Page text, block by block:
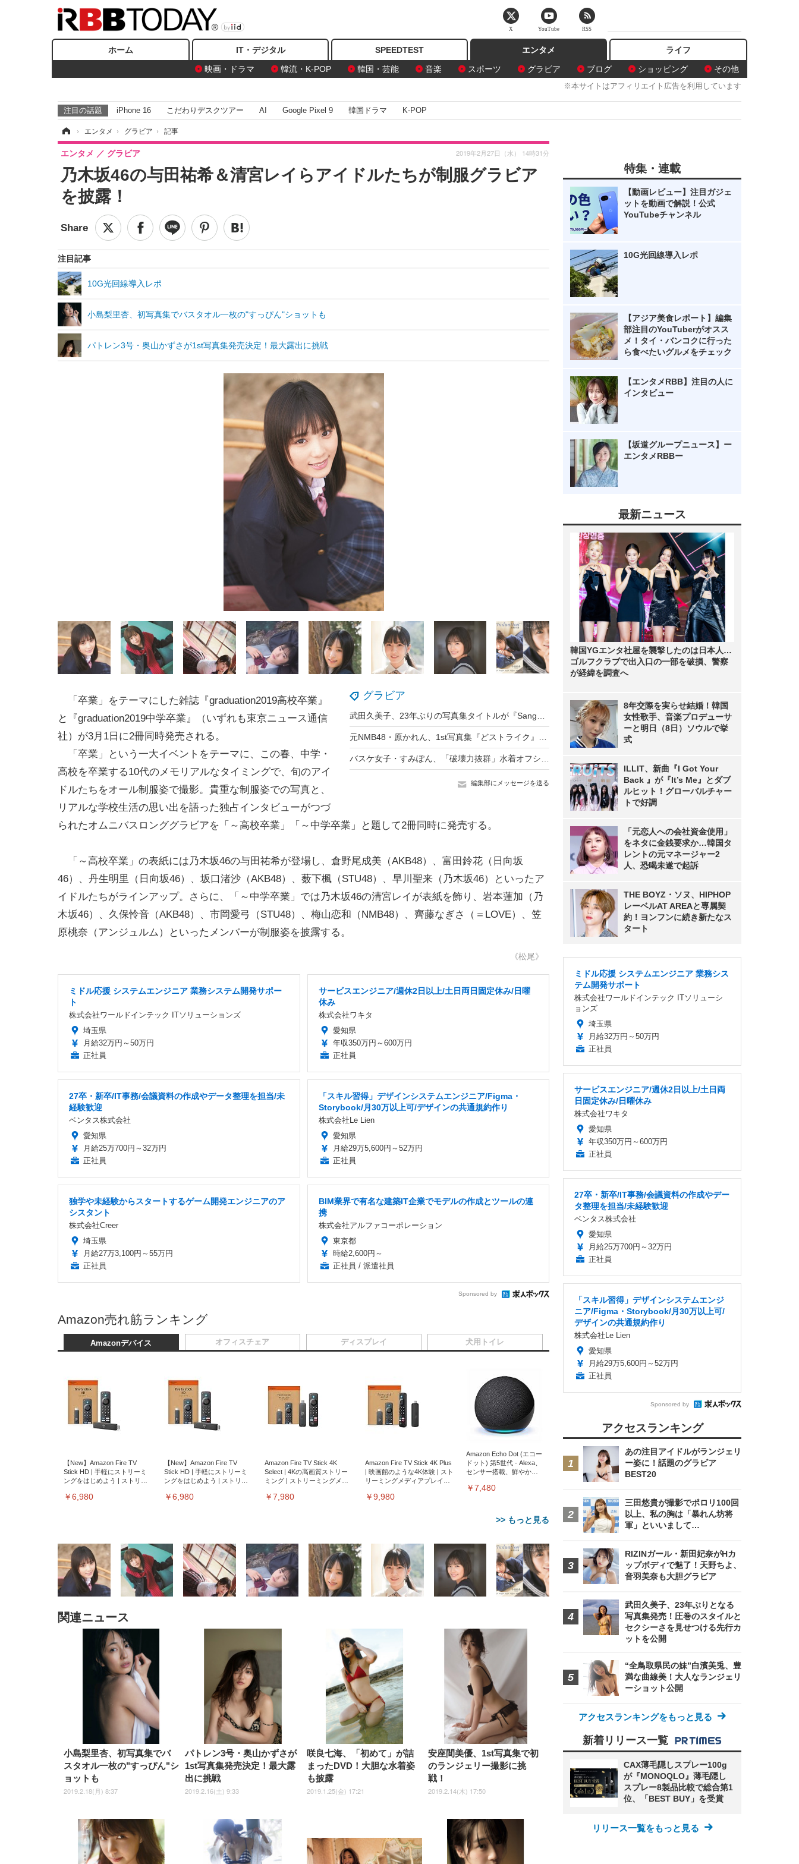
ホーム IT・デジタル SPEEDTEST
エンタメ
映画・ドラマ
韓流・K-POP 韓国・芸能 音楽 スポーツ グラビア ブログ ショッピング その他
ライフ
※本サイトはアフィリエイト広告を利用しています
注目の話題 iPhone 16 こだわりデスクツアー AI Google Pixel 9 韓国ドラマ K-POP
› エンタメ › グラビア › 記事
乃木坂46の与田祐希＆清宮レイらアイドルたちが制服グラビア
を披露！
エンタメ グラビア 2019年2月27日（水） 14時31分
注目記事
10G光回線導入レポ
小島梨里杏、初写真集でバスタオル一枚の"すっぴん"ショットも
パトレン3号・奥山かずさが1st写真集発売決定！最大露出に挑戦
グラビア
編集部にメッセージを送る
「卒業」をテーマにした雑誌『graduation2019高校卒業』
と『graduation2019中学卒業』（いずれも東京ニュース通信
社）が3月1日に2冊同時発売される。
「卒業」という一大イベントをテーマに、この春、中学・
高校を卒業する10代のメモリアルなタイミングで、旬のアイ
ドルたちをオール制服姿で撮影。貴重な制服姿での写真と、
リアルな学校生活の思い出を語った独占インタビューがつづ
られたオムニバスロンググラビアを「～高校卒業」「～中学卒業」と題して2冊同時に発売する。
「～高校卒業」の表紙には乃木坂46の与田祐希が登場し、倉野尾成美（AKB48）、富田鈴花（日向坂
46）、丹生明里（日向坂46）、坂口渚沙（AKB48）、薮下楓（STU48）、早川聖来（乃木坂46）といったア
イドルたちがラインアップ。さらに、「～中学卒業」では乃木坂46の清宮レイが表紙を飾り、岩本蓮加（乃
木坂46）、久保怜音（AKB48）、市岡愛弓（STU48）、梅山恋和（NMB48）、齊藤なぎさ（＝LOVE）、笠
原桃奈（アンジュルム）といったメンバーが制服姿を披露する。
《松尾》
ミドル応援 システムエンジニア 業務システム開発サポー
ト
株式会社ワールドインテック ITソリューションズ
埼玉県
月給32万円～50万円
正社員
サービスエンジニア/週休2日以上/土日両日固定休み/日曜
休み
株式会社ワキタ
愛知県
年収350万円～600万円
正社員
27卒・新卒/IT事務/会議資料の作成やデータ整理を担当/未
経験歓迎
ベンタス株式会社
愛知県
月給25万700円～32万円
正社員
「スキル習得」デザインシステムエンジニア/Figma・
Storybook/月30万以上可/デザインの共通規約作り
株式会社Le Lien
愛知県
月給29万5,600円～52万円
正社員
独学や未経験からスタートするゲーム開発エンジニアのア
シスタント
株式会社Creer
埼玉県
月給27万3,100円～55万円
正社員
BIM業界で有名な建築IT企業でモデルの作成とツールの連
携
株式会社アルファコーポレーション
東京都
時給2,600円～
正社員 / 派遣社員
Sponsored by
Amazon売れ筋ランキング
Amazonデバイス
【New】Amazon Fire TV
Stick HD | 手軽にストリーミ
ングをはじめよう | ストリー
￥6,980
【New】Amazon Fire TV
Stick HD | 手軽にストリーミ
ングをはじめよう | ストリー
￥6,980
Amazon Fire TV Stick 4K
Select | 4Kの高画質ストリー
ミング | ストリーミングメデ
￥7,980
Amazon Fire TV Stick 4K Plus
| 映画館のような4K体験 | スト
リーミングメディアプレイヤ
￥9,980
Amazon Echo Dot (エコー
ドット) 第5世代 - Alexa、
センサー搭載、鮮やかな
￥7,480
>> もっと見る
オフィスチェア
[EdoErgo] オフィスチェア 椅
子 テレワーク 疲れない 跳ね
上げ式アームレスト コンパク
ト 約105度ロッキング pc 事務
椅子 360度回転 座面昇降 強化
ナイロン樹脂ベース 通気性メ
WY01(黒網+黒枠+黒足)
ア 人間工学 疲れない ブラッ
Sezlife オフィスチェア デスク
チェア 疲れない テレワーク
チェア 強化バックレスト 30
度ロッキング機能 人間工学 椅
子 腰サポート 90度跳ね上げ
式アームレスト 3Dヘッドレス
ト ハンガー付き 高反発クッシ
ョン PCチェア 通気性メッシ
ュ ゲーミング/勉強/事務用 お
しゃれ パソコンチェア (ブラ
ック)
チェア 疲れない テレワーク
チェア 強化バックレスト 30度
ロッキング機能 人間工学 椅子
腰サポート 90度跳ね上げ式ア
ームレスト 3Dヘッドレスト
ハンガー付き 高反発クッショ
ン PCチェア 通気性メッシュ
ゲーミング/勉強/事務用 おし
ゃれ パソコンチェア (ホワイ
ト)
￥7,680
ANDWINT オフィスチェ
ア デスクチェア 肘なし メ
ッシュ 通気性 ランバーサ
ポート付き 腰サポート ガ
ス圧無段階昇降 360度回
転 キャスター付き コンパ
クト 幅52×奥行58.5×高さ
84～96cm テレワーク 在
宅勤務 ブラック
￥4,139
ディスプレイ
EIZO ビジネス向けプレミア
ムモニター | FlexScan
EV3240X-WT | 31.5型4K
UHD・USB Type-C・ホワイ
￥105,595
EIZO ビジネス向けプレミア
UHD・USB Type-C・ホワイ
【純正品】27"ゲーミングモ
ク付き（CFI-ZDM1J）
￥49,979
【整備済み品】Dell
E2724HS 27インチ 液晶モ
ニター フル
HD（1920×1080）VA 非光
沢 HDMI/DisplayPort/VGA
スピーカー内蔵 高さ調整 ス
イベル VESA対応
ComfortView ビジネス向け
￥15,800
【MiniLED/24.5inch/280Hz/FHD】
GRAPHT THE SHOOTER
Gaming Monitor 24” Essential ゲ
ーミングモニター QD 24.5インチ
1ms FHD 量子ドット 残像低減 (3
年保証 | 輝点保証 | 日本メーカー)
￥34,980
犬用トイレ
Amazonベーシック ペットシ
ーツ 薄型 レギュラー 1回使い
捨て 無香料 ホワイト 300枚
枚) ホワイト(吸収面:ライトブ
ネオ・ルーライフ ネオ・オム
ツ L 中型犬用 26枚入り 単品
ック) 【Amazon.co.jp限定】
Smart Basic アイリスオーヤマ
ペットシーツ 超厚型 お徳用
ワイド 100枚入 (x 1) (ケース
販売)
￥3,670
アイリスオーヤマ ペット
シーツ 超厚型 お徳用 レギ
ュラー 200枚入
【Amazon.co.jp限定】
￥3,731
関連ニュース
小島梨里杏、初写真集でバ
スタオル一枚の"すっぴん"シ
ョットも
2019.2.18(月) 8:37
パトレン3号・奥山かずさが
1st写真集発売決定！最大露
出に挑戦
2019.2.16(土) 9:33
咲良七海、「初めて」が詰
まったDVD！大胆な水着姿
も披露
2019.1.25(金) 17:21
安座間美優、1st写真集で初
のランジェリー撮影に挑
戦！
2019.2.14(木) 17:50
特集・連載
【動画レビュー】注目ガジェ
ットを動画で解説！公式
YouTubeチャンネル
10G光回線導入レポ
【アジア美食レポート】編集
部注目のYouTuberがオスス
メ！タイ・バンコクに行った
ら食べたいグルメをチェック
【エンタメRBB】注目の人に
インタビュー
【坂道グループニュース】ー
エンタメRBBー
最新ニュース
韓国YGエンタ社屋を襲撃したのは日本人…
ゴルフクラブで出入口の一部を破損、警察
が経緯を調査へ
8年交際を実らせ結婚！韓国
女性歌手、音楽プロデューサ
ーと明日（8日）ソウルで挙
式
ILLIT、新曲『I Got Your
Back 』が『It’s Me』とダブ
ルヒット！グローバルチャー
トで好調
「元恋人への会社資金使用」
をネタに金銭要求か…韓国タ
レントの元マネージャー2
人、恐喝未遂で起訴
THE BOYZ・ソヌ、HIPHOP
レーベルAT AREAと専属契
約！ヨンフンに続き新たなス
タート
ミドル応援 システムエンジニア 業務シス
テム開発サポート
株式会社ワールドインテック ITソリューシ
ョンズ
埼玉県
月給32万円～50万円
正社員
サービスエンジニア/週休2日以上/土日両
日固定休み/日曜休み
株式会社ワキタ
愛知県
年収350万円～600万円
正社員
27卒・新卒/IT事務/会議資料の作成やデー
タ整理を担当/未経験歓迎
ベンタス株式会社
愛知県
月給25万700円～32万円
正社員
「スキル習得」デザインシステムエンジ
ニア/Figma・Storybook/月30万以上可/
デザインの共通規約作り
株式会社Le Lien
愛知県
月給29万5,600円～52万円
正社員
Sponsored by
アクセスランキング
あの注目アイドルがランジェリ
ー姿に！話題のグラビア
BEST20
三田悠貴が撮影でポロリ100回
以上、私の胸は「暴れん坊将
軍」といいまして…
RIZINガール・新田妃奈がHカ
ップボディで魅了！天野ちよ、
音羽美奈も大胆グラビア
武田久美子、23年ぶりとなる
写真集発売！圧巻のスタイルと
セクシーさを見せつける先行カ
ットを公開
“全鳥取県民の妹”白濱美兎、豊
満な曲線美！大人なランジェリ
ーショット公開
アクセスランキングをもっと見る
新着リリース一覧
CAX薄毛隠しスプレー100g
が『MONOQLO』薄毛隠し
スプレー8製品比較で総合第1
位、「BEST BUY」を受賞
リリース一覧をもっと見る
X YouTube RSS